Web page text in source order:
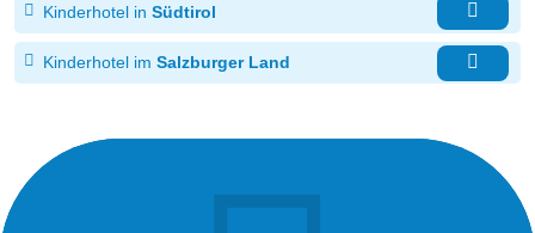
Kinderhotel in Südtirol
Kinderhotel im Salzburger Land